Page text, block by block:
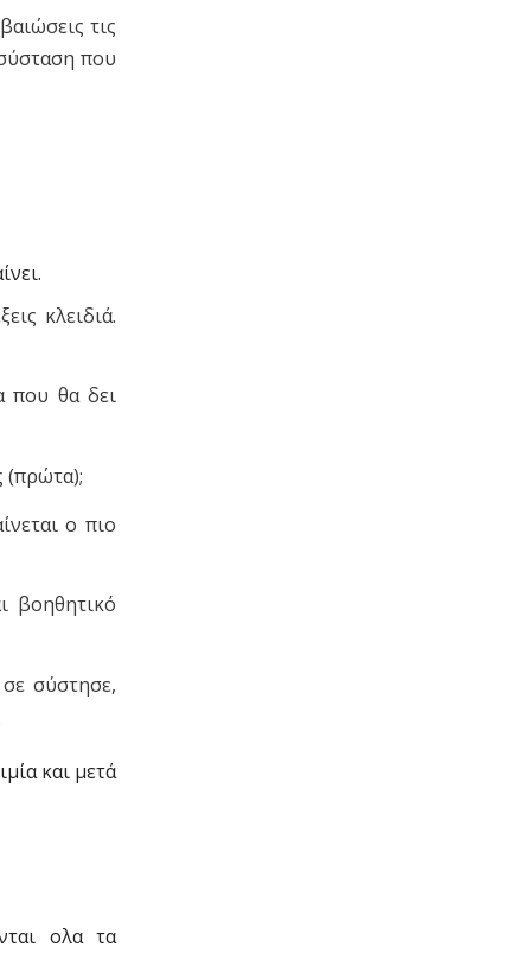
τις
που
κλειδιά.
που θα δει
(πρώτα);
ο πιο
βοηθητικό
σύστησε,
και μετά
ολα τα